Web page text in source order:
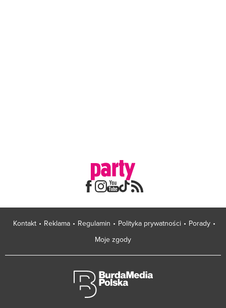
Kontakt Reklama Regulamin Polityka prywatności
Porady
Moje zgody